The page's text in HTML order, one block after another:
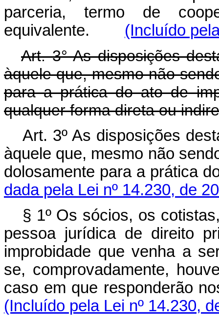
parceria, termo de
equivalente. (Incluído
Art. 3° As disposições
àquele que, mesmo não
para a prática do ato de
qualquer forma direta ou
Art. 3º As disposições
àquele que, mesmo não
dolosamente para a
dada pela Lei nº 14.230, de
§ 1º Os sócios, os
pessoa jurídica de direito
improbidade que venha a
se, comprovadamente,
caso em que
(Incluído pela Lei nº 14.230,